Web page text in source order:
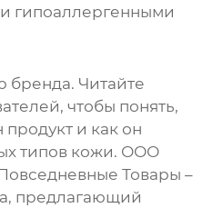
гипоаллергенными
бренда. Читайте
чтобы понять,
и как он
типов кожи. ООО
Товары –
предлагающий